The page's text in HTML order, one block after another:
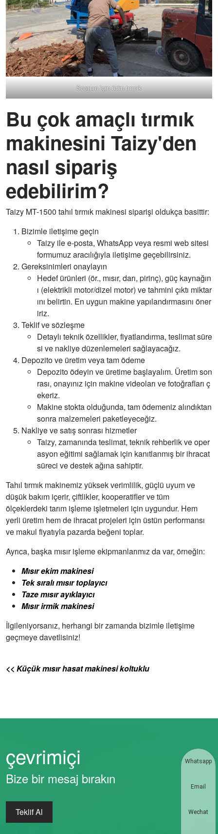
Sorgum için ürün tırmık
Bu çok amaçlı tırmık
makinesini Taizy'den
nasıl sipariş
edebilirim?
Taizy MT-1500 tahıl tırmık makinesi siparişi oldukça basittir:
Bizimle iletişime geçin
Taizy ile e-posta, WhatsApp veya resmi web sitesi
formumuz aracılığıyla iletişime geçebilirsiniz.
Gereksinimleri onaylayın
Hedef ürünleri (ör., mısır, darı, pirinç), güç kaynağın
ı (elektrikli motor/dizel motor) ve tahmini çıktı miktar
ını belirtin. En uygun makine yapılandırmasını öner
iriz.
Teklif ve sözleşme
Detaylı teknik özellikler, fiyatlandırma, teslimat süre
si ve nakliye düzenlemeleri sağlayacağız.
Depozito ve üretim veya tam ödeme
Depozito ödeyin ve üretime başlayalım. Üretim son
rası, onayınız için makine videoları ve fotoğrafları ç
ekeriz.
Makine stokta olduğunda, tam ödemeniz alındıktan
sonra malzemeleri paketleyeceğiz.
Nakliye ve satış sonrası hizmetler
Taizy, zamanında teslimat, teknik rehberlik ve oper
asyon eğitimi sağlamak için kanıtlanmış bir ihracat
süreci ve destek ağına sahiptir.
Tahıl tırmık makinemiz yüksek verimlilik, güçlü uyum ve
düşük bakım içerir, çiftlikler, kooperatifler ve tüm
ölçeklerdeki tarım işleme işletmeleri için uygundur. Hem
yerli üretim hem de ihracat projeleri için üstün performansı
ve makul fiyatıyla pazarda beğeni toplar.
Ayrıca, başka mısır işleme ekipmanlarımız da var, örneğin:
Mısır ekim makinesi
Tek sıralı mısır toplayıcı
Taze mısır ayıklayıcı
Mısır irmik makinesi
İlgileniyorsanız, herhangi bir zamanda bizimle iletişime
geçmeye davetlisiniz!
<< Küçük mısır hasat makinesi koltuklu
çevrimiçi
Bize bir mesaj bırakın
Teklif Al
Whatsapp
Email
Wechat